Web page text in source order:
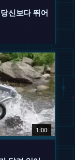
신보다 뛰어
1:00